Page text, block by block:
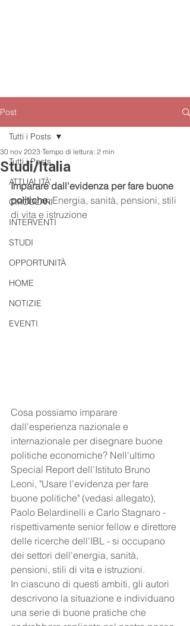
Post
Tutti i Posts
ATTUALITÀ’
CIRCOLARI
INTERVENTI
STUDI
OPPORTUNITÀ
HOME
NOTIZIE
EVENTI
Tutti i Posts
Studi/Italia
30 nov 2023 Tempo di lettura: 2 min
Imparare dall'evidenza per fare buone
politiche. Energia, sanità, pensioni, stili
di vita e istruzione
Cosa possiamo imparare
dall'esperienza nazionale e
internazionale per disegnare buone
politiche economiche? Nell'ultimo
Special Report dell'Istituto Bruno
Leoni, "Usare l'evidenza per fare
buone politiche" (vedasi allegato),
Paolo Belardinelli e Carlo Stagnaro -
rispettivamente senior fellow e direttore
delle ricerche dell'IBL - si occupano
dei settori dell'energia, sanità,
pensioni, stili di vita e istruzioni.
In ciascuno di questi ambiti, gli autori
descrivono la situazione e individuano
una serie di buone pratiche che